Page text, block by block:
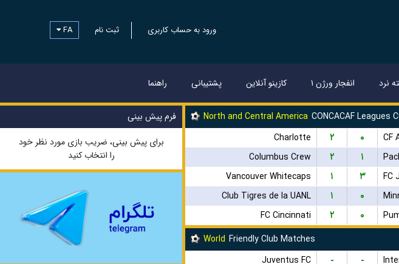
ورود به حساب کاربری ثبت نام FA
نرد انفجار ورژن ۱ کازینو آنلاین پشتیبانی راهنما
North and Central America CONCACAF Leagues
Charlotte
۲ ۰ CF
Columbus Crew
۲ ۱
Vancouver Whitecaps
۱ ۳ FC
Club Tigres de la UANL
۱ ۰
FC Cincinnati
۲ ۰
World Friendly Club Matches
Juventus FC
- -
فرم پیش بینی
برای پیش بینی، ضریب بازی مورد نظر خود
را انتخاب کنید